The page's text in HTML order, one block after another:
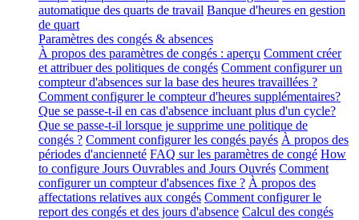
automatique des quarts de travail Banque d'heures en gestion
de quart
Paramètres des congés & absences
À propos des paramètres de congés : aperçu Comment créer
et attribuer des politiques de congés Comment configurer un
compteur d'absences sur la base des heures travaillées ?
Comment configurer le compteur d'heures supplémentaires?
Que se passe-t-il en cas d'absence incluant plus d'un cycle?
Que se passe-t-il lorsque je supprime une politique de
congés ? Comment configurer les congés payés À propos des
périodes d'ancienneté FAQ sur les paramètres de congé How
to configure Jours Ouvrables and Jours Ouvrés Comment
configurer un compteur d'absences fixe ? À propos des
affectations relatives aux congés Comment configurer le
report des congés et des jours d'absence Calcul des congés